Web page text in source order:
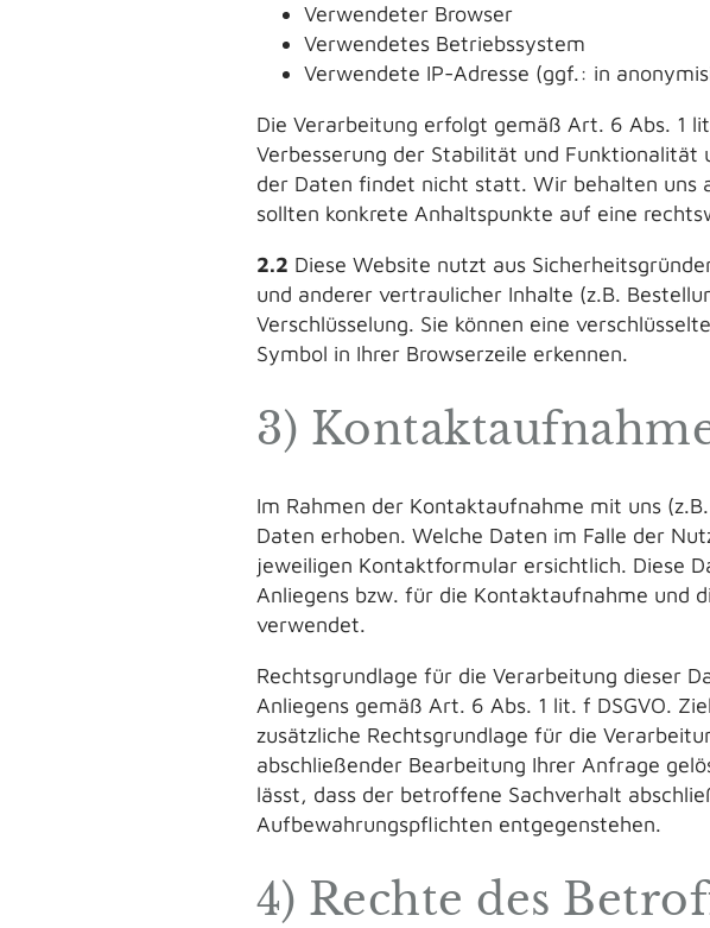
Verwendeter Browser
Verwendetes Betriebssystem
Verwendete IP-Adresse (ggf.: in
Die Verarbeitung erfolgt gemäß Art. 6 Abs. 1
Verbesserung der Stabilität und
der Daten findet nicht statt. Wir behalten uns
sollten konkrete Anhaltspunkte auf eine
2.2 Diese Website nutzt aus
und anderer vertraulicher Inhalte (z.B.
Verschlüsselung. Sie können eine
Symbol in Ihrer Browserzeile erkennen.
3)
Im Rahmen der Kontaktaufnahme mit uns
Daten erhoben. Welche Daten im Falle der
jeweiligen Kontaktformular ersichtlich. Diese
Anliegens bzw. für die Kontaktaufnahme und
verwendet.
Rechtsgrundlage für die Verarbeitung dieser
Anliegens gemäß Art. 6 Abs. 1 lit. f DSGVO.
zusätzliche Rechtsgrundlage für die
abschließender Bearbeitung Ihrer Anfrage
lässt, dass der betroffene Sachverhalt
Aufbewahrungspflichten entgegenstehen.
4) Rechte des